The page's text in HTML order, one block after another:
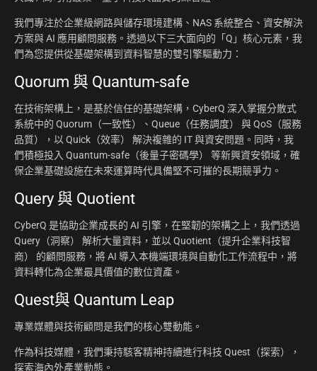
我們專注於企業級網路與儲存環境建構、NAS 系統整合、資安解決
方案與 AI 應用顧問服務。透過以下三大面向的「Q」核心元素，我
們為您提供從基礎架構到資料智慧的雙引擎驅動力：
Quorum 與 Quantum-safe
在技術架構上，是基於信任的基礎架構，CyberQ 深入掌握分散式
系統中的 Quorum（一致性）、Queue（任務調度） 與 QoS（服務
品質），以 Quick（效率） 解決複雜的 IT 與資安問題。同時，我
們積極投入 Quantum-safe（後量子密碼學） 等新興資安領域，確
保企業基礎設施在未來運算時代具備堅不可摧的長期競爭力。
Query 與 Quotient
CyberQ 是協助企業成長的 AI 引擎，在堅韌的架構之上，我們透過
Query（洞察） 解析大量資料，並以 Quotient（提升企業科技智
商） 的顧問服務，將 AI 導入本機端環境與自動化工作流程中，將
資料轉化為企業最具價值的數位資產。
Quest與 Quantum Leap
專業媒體與技術顧問是我們的核心雙動能。
作為科技媒體，我們秉持駭客精神持續進行科技 Quest（探索），
探索海內外產業動態。